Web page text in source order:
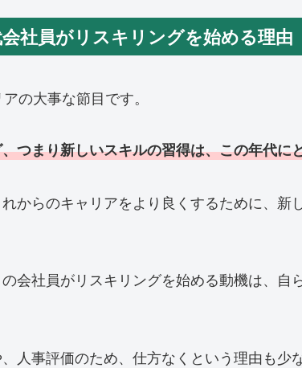
社員がリスキリングを始める理由
の大事な節目です。
つまり新しいスキルの習得は、この年代に
からのキャリアをより良くするために、新
会社員がリスキリングを始める動機は、
人事評価のため、仕方なくという理由も少